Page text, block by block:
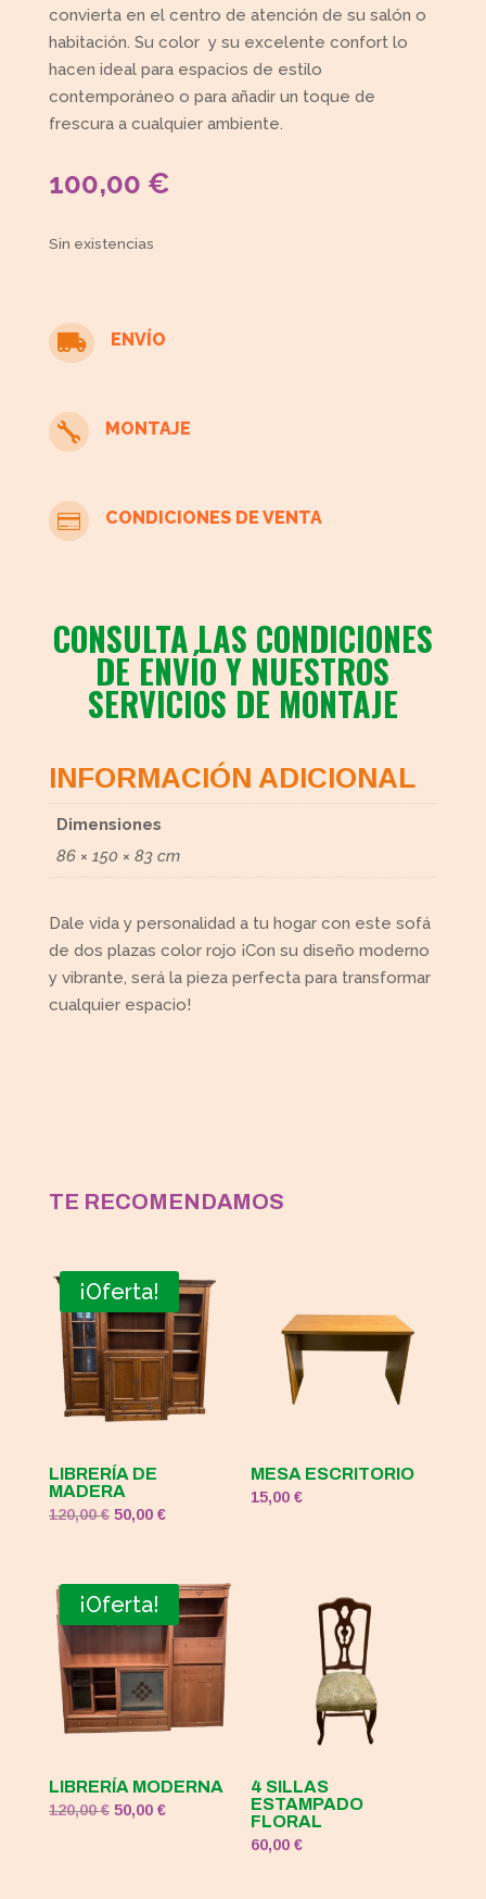
convierta en el centro de atención de su salón o
habitación. Su color y su excelente confort lo
hacen ideal para espacios de estilo
contemporáneo o para añadir un toque de
frescura a cualquier ambiente.
100,00 €
Sin existencias
 ENVÍO
 MONTAJE
 CONDICIONES DE VENTA
CONSULTA LAS CONDICIONES
DE ENVÍO Y NUESTROS
SERVICIOS DE MONTAJE
INFORMACIÓN ADICIONAL
Dimensiones
86 × 150 × 83 cm
Dale vida y personalidad a tu hogar con este sofá
de dos plazas color rojo ¡Con su diseño moderno
y vibrante, será la pieza perfecta para transformar
cualquier espacio!
TE RECOMENDAMOS
¡Oferta!
LIBRERÍA DE
MADERA
120,00€ El
era:
120,00 €.
50,00 €El
es:
50,00 €.
MESA ESCRITORIO
15,00€
¡Oferta!
LIBRERÍA MODERNA
120,00€ El
50,00 €El
4 SILLAS
ESTAMPADO
FLORAL
60,00€